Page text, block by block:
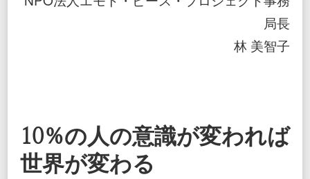
が
２
つ
局長
林 美智子
10％の人の意識が変われば
世界が変わる